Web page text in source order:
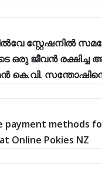
സ്റ്റേഷനിൽ
ഒരു ജീവൻ രക്ഷിച്ച
payment methods
Online Pokies NZ